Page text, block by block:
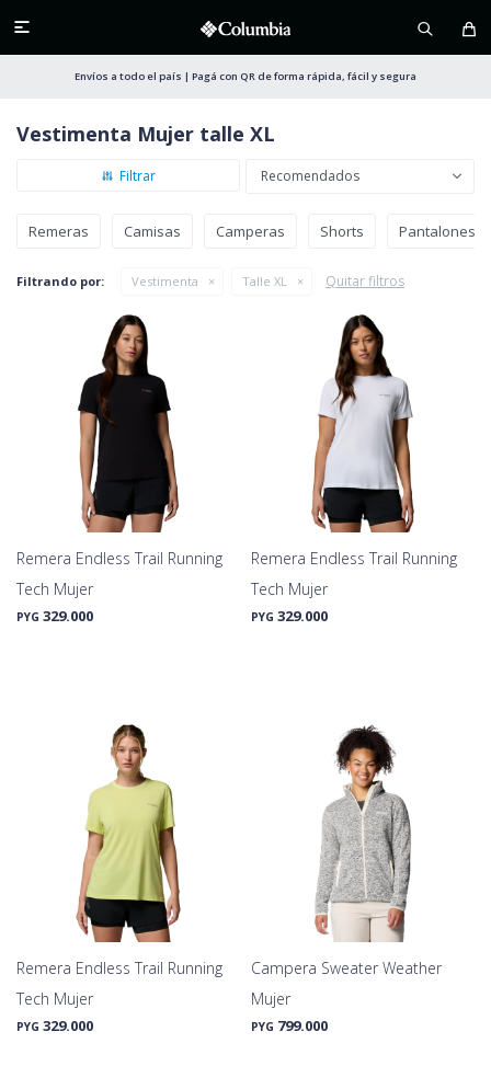

Envíos a todo el país | Pagá con QR de forma rápida, fácil y segura
Vestimenta Mujer talle XL
Recomendados
Remeras Camisas Camperas Shorts Pantalones
Filtrando por: Vestimenta Talle XL Quitar filtros
Remera Endless Trail Running
Tech Mujer
PYG 329.000
Remera Endless Trail Running
Tech Mujer
PYG 329.000
Remera Endless Trail Running
Tech Mujer
PYG 329.000
Campera Sweater Weather
Mujer
PYG 799.000